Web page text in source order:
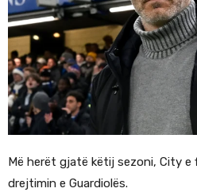
Më herët gjatë këtij sezoni, City e
drejtimin e Guardiolës.